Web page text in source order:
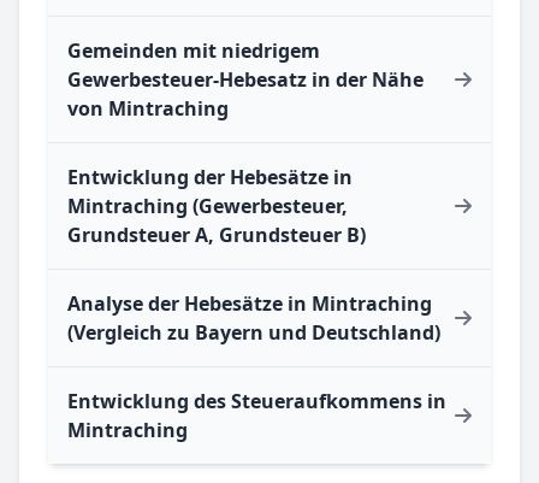
Gemeinden mit niedrigem
Gewerbesteuer-Hebesatz in der Nähe
von Mintraching
Entwicklung der Hebesätze in
Mintraching (Gewerbesteuer,
Grundsteuer A, Grundsteuer B)
Analyse der Hebesätze in Mintraching
(Vergleich zu Bayern und Deutschland)
Entwicklung des Steueraufkommens in
Mintraching